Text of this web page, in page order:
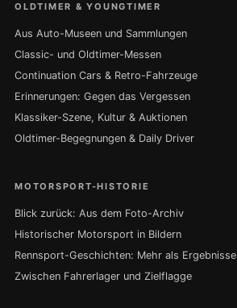
OLDTIMER & YOUNGTIMER
Aus Auto-Museen und Sammlungen
Classic- und Oldtimer-Messen
Continuation Cars & Retro-Fahrzeuge
Erinnerungen: Gegen das Vergessen
Klassiker-Szene, Kultur & Auktionen
Oldtimer-Begegnungen & Daily Driver
MOTORSPORT-HISTORIE
Blick zurück: Aus dem Foto-Archiv
Historischer Motorsport in Bildern
Rennsport-Geschichten: Mehr als Ergebnisse
Zwischen Fahrerlager und Zielflagge